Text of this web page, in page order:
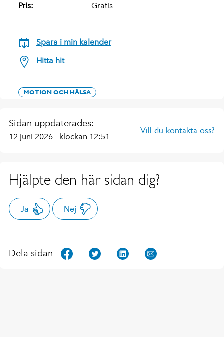
Pris:
Gratis
Spara i min kalender
Hitta hit
MOTION OCH HÄLSA
Sidan uppdaterades:
12 juni 2026 klockan 12:51
Vill du kontakta oss?
Hjälpte den här sidan dig?
Ja Nej
Dela sidan